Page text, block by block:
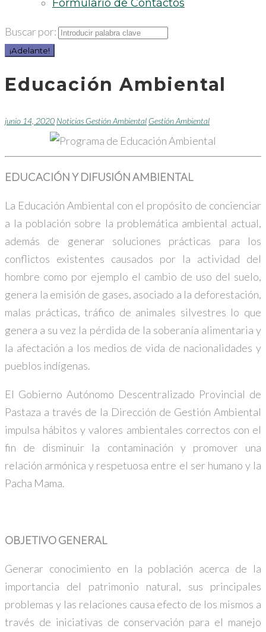
Formulario de Contáctos
Buscar por:
¡Adelante!
Educación Ambiental
junio 14, 2020 Noticias Gestión Ambiental Gestión Ambiental
EDUCACIÓN Y DIFUSIÓN AMBIENTAL
La Educación Ambiental con el propósito de concienciar
a la población sobre la problemática ambiental actual,
además de generar soluciones prácticas para los
conflictos existentes causados por la actividad del
hombre como por ejemplo el cambio de uso del suelo,
genera la emisión de gases, asociado a la deforestación,
malas prácticas, tráfico de animales silvestres lo que
genera a su vez la pérdida de la soberanía alimentaria y
la afectación a los medios de vida de nacionalidades y
pueblos indígenas.
El Gobierno Autónomo Descentralizado Provincial de
Pastaza a través de la Dirección de Gestión Ambiental
impulsa hábitos y valores ambientales correctos con el
fin de disminuir la contaminación y promover una
relación armónica y respetuosa entre el ser humano y la
Pacha Mama.
OBJETIVO GENERAL
Generar conocimiento en la población acerca de la
importancia del patrimonio natural, sus principales
problemas y las relaciones causa efecto de los mismos a
través de iniciativas de conservación para el manejo